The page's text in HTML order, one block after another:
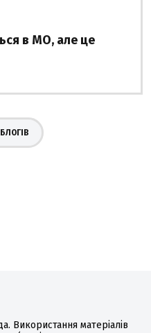
в МО, але це
Використання матеріалів